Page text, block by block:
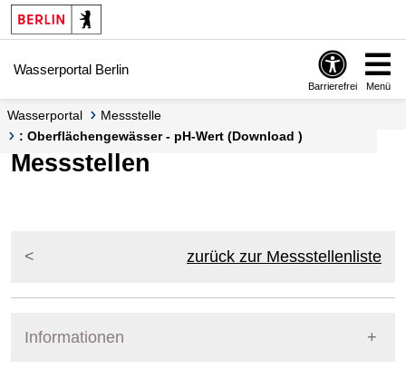
Springe zur Navigation
Springe zum Inhalt
Wasserportal Berlin
Barrierefrei Menü
Wasserportal
Messstelle
: Oberflächengewässer - pH-Wert (Download )
Messstellen
zurück zur Messstellenliste
Informationen